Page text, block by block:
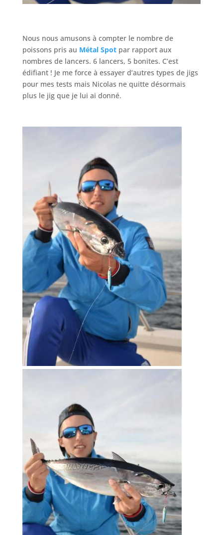
Nous nous amusons à compter le nombre de
poissons pris au Métal Spot par rapport aux
nombres de lancers. 6 lancers, 5 bonites. C’est
édifiant ! Je me force à essayer d’autres types de jigs
pour mes tests mais Nicolas ne quitte désormais
plus le jig que je lui ai donné.